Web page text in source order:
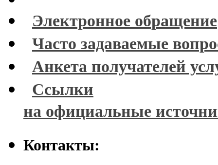
Электронное обращение
Часто задаваемые
Анкета получателей
Ссылки
на официальные
Контакты: